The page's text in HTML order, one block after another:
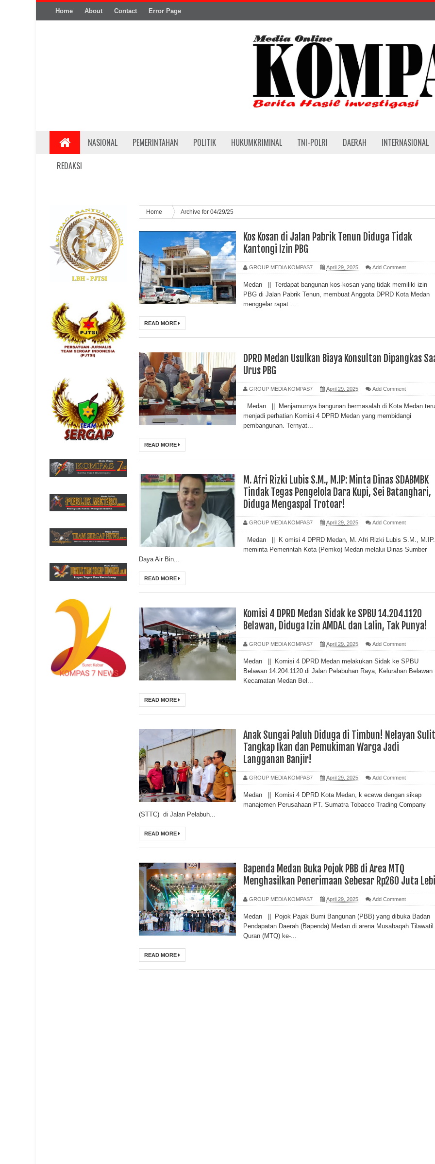
Home About Contact Error Page
NASIONAL PEMERINTAHAN POLITIK HUKUMKRIMINAL TNI-POLRI DAERAH
INTERNASIONAL
REDAKSI
Home Archive for 04/29/25
Kos Kosan di Jalan Pabrik Tenun Diduga Tidak
Kantongi Izin PBG
GROUP MEDIA KOMPAS7 April 29, 2025 Add Comment
Medan || Terdapat bangunan kos-kosan yang tidak memiliki izin
PBG di Jalan Pabrik Tenun, membuat Anggota DPRD Kota Medan
menggelar rapat ...
READ MORE
DPRD Medan Usulkan Biaya Konsultan Dipangkas
Urus PBG
GROUP MEDIA KOMPAS7 April 29, 2025 Add Comment
Medan || Menjamurnya bangunan bermasalah di Kota Medan
menjadi perhatian Komisi 4 DPRD Medan yang membidangi
pembangunan. Ternyat...
READ MORE
M. Afri Rizki Lubis S.M., M.IP: Minta Dinas SDABMBK
Tindak Tegas Pengelola Dara Kupi, Sei Batanghari,
Diduga Mengaspal Trotoar!
GROUP MEDIA KOMPAS7 April 29, 2025 Add Comment
Medan || K omisi 4 DPRD Medan, M. Afri Rizki Lubis S.M.,
meminta Pemerintah Kota (Pemko) Medan melalui Dinas Sumber
Daya Air Bin...
READ MORE
Komisi 4 DPRD Medan Sidak ke SPBU 14.204.1120
Belawan, Diduga Izin AMDAL dan Lalin, Tak Punya!
GROUP MEDIA KOMPAS7 April 29, 2025 Add Comment
Medan || Komisi 4 DPRD Medan melakukan Sidak ke SPBU
Belawan 14.204.1120 di Jalan Pelabuhan Raya, Kelurahan Belawan
Kecamatan Medan Bel...
READ MORE
Anak Sungai Paluh Diduga di Timbun! Nelayan Sulit
Tangkap Ikan dan Pemukiman Warga Jadi
Langganan Banjir!
GROUP MEDIA KOMPAS7 April 29, 2025 Add Comment
Medan || Komisi 4 DPRD Kota Medan, k ecewa dengan sikap
manajemen Perusahaan PT. Sumatra Tobacco Trading Company
(STTC) di Jalan Pelabuh...
READ MORE
Bapenda Medan Buka Pojok PBB di Area MTQ
Menghasilkan Penerimaan Sebesar Rp260 Juta
GROUP MEDIA KOMPAS7 April 29, 2025 Add Comment
Medan || Pojok Pajak Bumi Bangunan (PBB) yang dibuka Badan
Pendapatan Daerah (Bapenda) Medan di arena Musabaqah Tilawatil
Quran (MTQ) ke-...
READ MORE